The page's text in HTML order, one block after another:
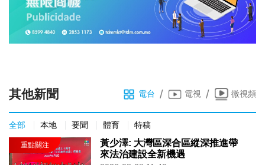
其他新聞 電台 / 電視 / 微視頻
全部 本地 要聞 體育 特稿
黃少澤: 大灣區深合區縱深推進帶
來法治建設全新機遇